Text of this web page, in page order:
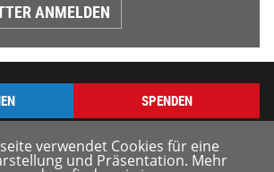
verwendet Cookies für eine
und Präsentation. Mehr
ANMELDEN
SPENDEN